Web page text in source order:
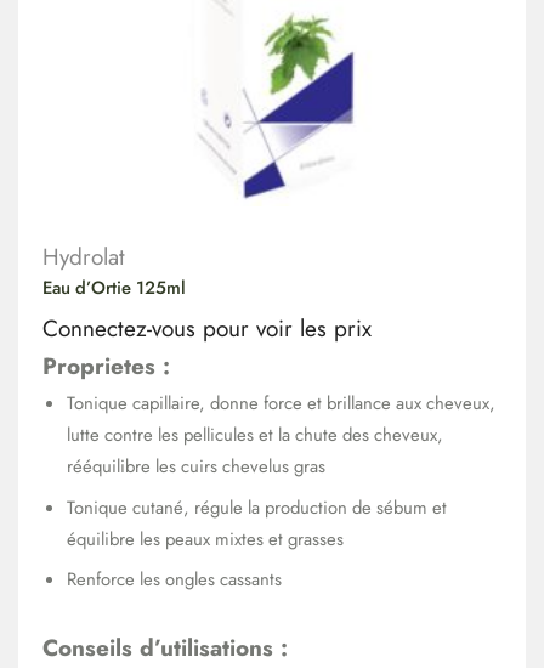
Hydrolat
Eau d’Ortie 125ml
Connectez-vous pour voir les prix
Proprietes :
Tonique capillaire, donne force et brillance aux cheveux,
lutte contre les pellicules et la chute des cheveux,
rééquilibre les cuirs chevelus gras
Tonique cutané, régule la production de sébum et
équilibre les peaux mixtes et grasses
Renforce les ongles cassants
Conseils d’utilisations :